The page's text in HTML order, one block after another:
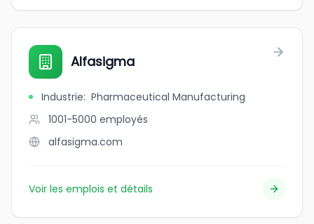
Alfasigma
Industrie: Pharmaceutical Manufacturing
1001-5000 employés
alfasigma.com
Voir les emplois et détails